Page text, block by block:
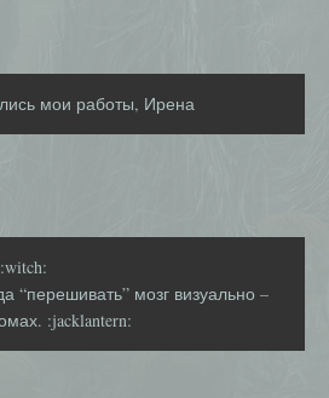
мои работы, Ирена
“перешивать” мозг визуально –
:jacklantern: